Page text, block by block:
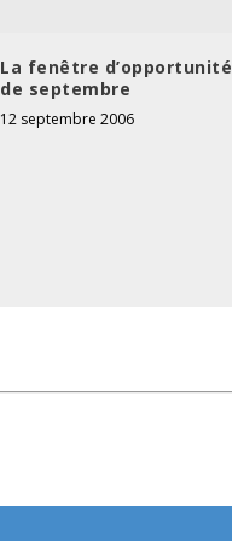
La fenêtre d’opportunité
de septembre
12 septembre 2006